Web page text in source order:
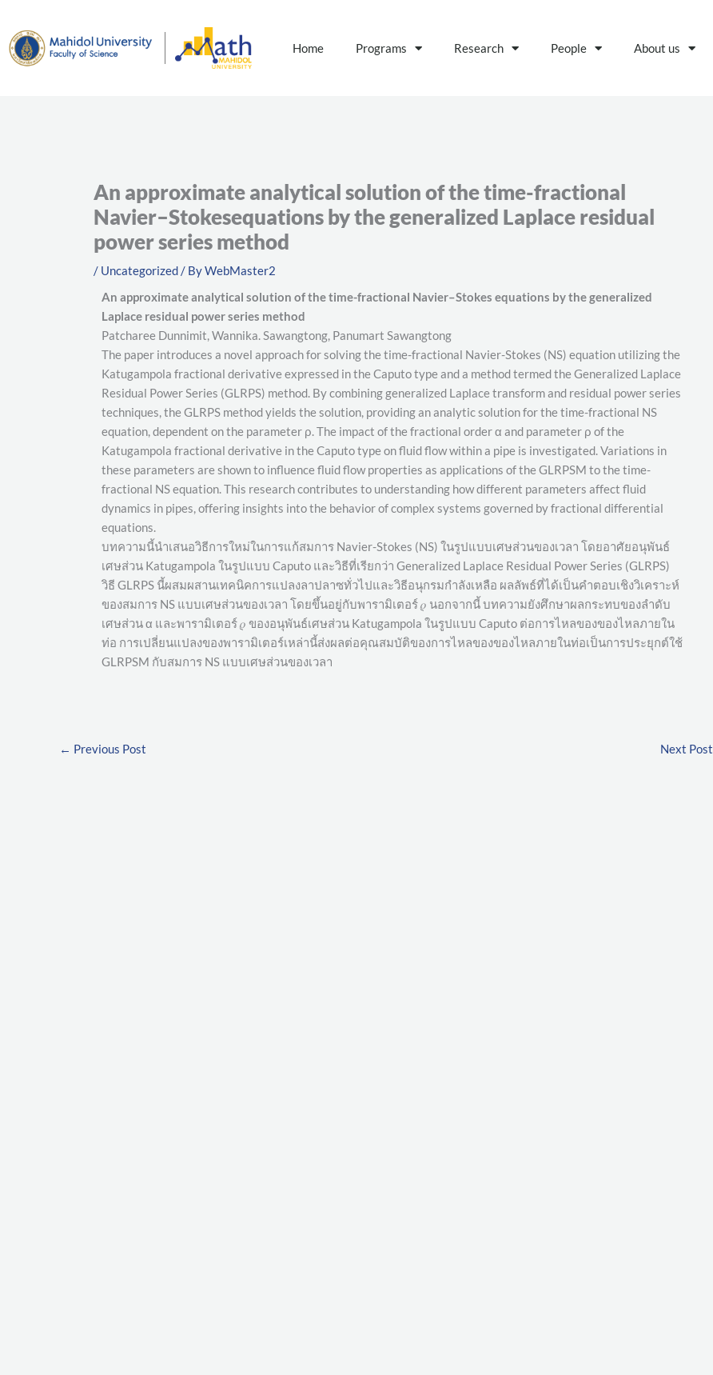
content
Home Programs Research People About us
An approximate analytical solution of the time-fractional
Navier–Stokesequations by the generalized Laplace residual
power series method
/ Uncategorized/ ByWebMaster2
An approximate analytical solution of the time-fractional Navier–Stokes equations by the generalized
Laplace residual power series method
Patcharee Dunnimit, Wannika. Sawangtong, Panumart Sawangtong
The paper introduces a novel approach for solving the time-fractional Navier-Stokes (NS) equation utilizing the
Katugampola fractional derivative expressed in the Caputo type and a method termed the Generalized Laplace
Residual Power Series (GLRPS) method. By combining generalized Laplace transform and residual power series
techniques, the GLRPS method yields the solution, providing an analytic solution for the time-fractional NS
equation, dependent on the parameter ρ. The impact of the fractional order α and parameter ρ of the
Katugampola fractional derivative in the Caputo type on fluid flow within a pipe is investigated. Variations in
these parameters are shown to influence fluid flow properties as applications of the GLRPSM to the time-
fractional NS equation. This research contributes to understanding how different parameters affect fluid
dynamics in pipes, offering insights into the behavior of complex systems governed by fractional differential
equations.
บทความนี้นำเสนอวิธีการใหม่ในการแก้สมการ Navier-Stokes (NS) ในรูปแบบเศษส่วนของเวลา โดยอาศัยอนุพันธ์
เศษส่วน Katugampola ในรูปแบบ Caputo และวิธีที่เรียกว่า Generalized Laplace Residual Power Series (GLRPS)
วิธี GLRPS นี้ผสมผสานเทคนิคการแปลงลาปลาซทั่วไปและวิธีอนุกรมกำลังเหลือ ผลลัพธ์ที่ได้เป็นคำตอบเชิงวิเคราะห์
ของสมการ NS แบบเศษส่วนของเวลา โดยขึ้นอยู่กับพารามิเตอร์ 𝜌 นอกจากนี้ บทความยังศึกษาผลกระทบของลำดับ
เศษส่วน α และพารามิเตอร์ 𝜌 ของอนุพันธ์เศษส่วน Katugampola ในรูปแบบ Caputo ต่อการไหลของของไหลภายใน
ท่อ การเปลี่ยนแปลงของพารามิเตอร์เหล่านี้ส่งผลต่อคุณสมบัติของการไหลของของไหลภายในท่อเป็นการประยุกต์ใช้
GLRPSM กับสมการ NS แบบเศษส่วนของเวลา
← Previous Post Next Post